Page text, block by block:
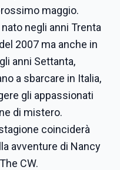
maggio.
negli anni Trenta
2007 ma anche in
anni Settanta,
a sbarcare in Italia,
gli appassionati
di mistero.
coinciderà
avventure di Nancy
CW.